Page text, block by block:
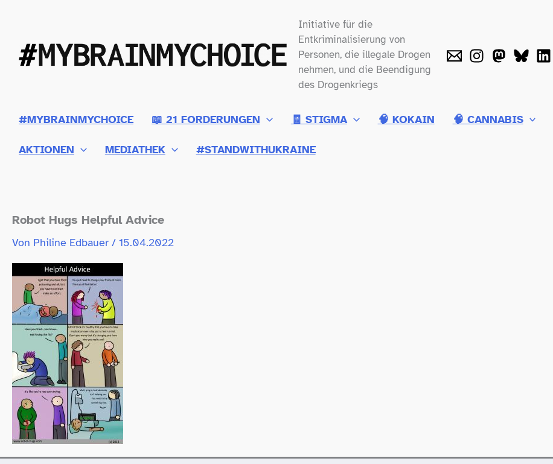
springen
Initiative für die
Entkriminalisierung von
Personen, die illegale Drogen
nehmen, und die Beendigung
des Drogenkriegs
#MYBRAINMYCHOICE 📖 21 FORDERUNGEN 🧾 STIGMA 🧠 KOKAIN 🧠 CANNABIS
AKTIONEN MEDIATHEK #STANDWITHUKRAINE
Robot Hugs Helpful Advice
Von Philine Edbauer / 15.04.2022